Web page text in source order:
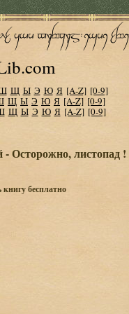
Щ Ы Э Ю Я [A-Z] [0-9]
Щ Ы Э Ю Я [A-Z] [0-9]
Щ Ы Э Ю Я [A-Z] [0-9]
Осторожно, листопад !
книгу бесплатно